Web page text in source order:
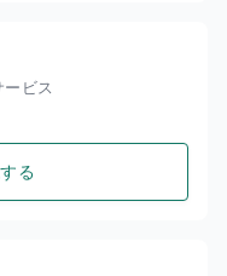
ビス
る